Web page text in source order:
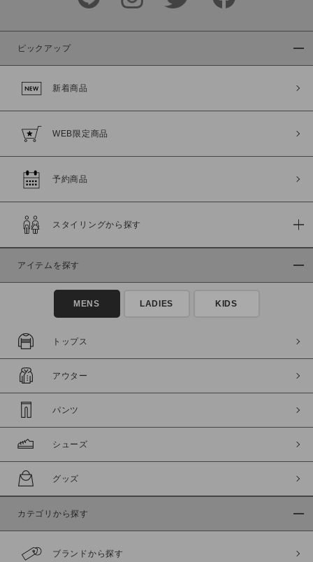
在庫
ピックアップ
新着商品
WEB限定商品
予約商品
スタイリングから探す
アイテムを探す
MENS LADIES KIDS
トップス
アウター
パンツ
シューズ
グッズ
カテゴリから探す
ブランドから探す